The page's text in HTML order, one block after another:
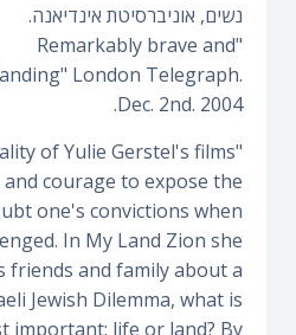
נשים, אוניברסיטת אינדיאנה.
"Remarkably brave and
London Telegraph.
Dec. 2nd. 2004.
of Yulie Gerstel's films
courage to expose the
one's convictions when
In My Land Zion she
friends and family about a
Jewish Dilemma, what is
important: life or land? By